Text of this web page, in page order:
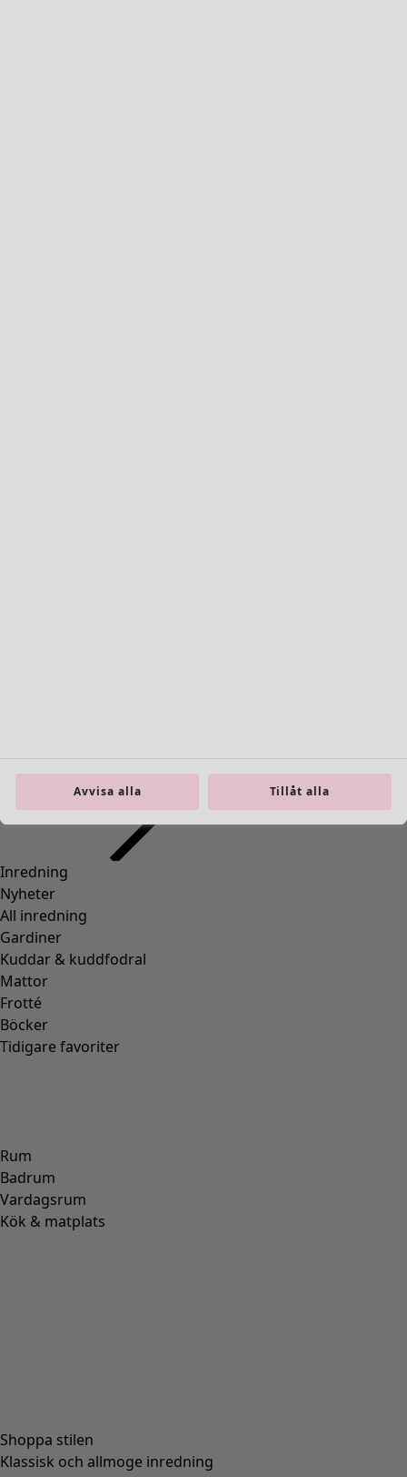
Inredning
Nyheter
All inredning
Gardiner
Kuddar & kuddfodral
Mattor
Frotté
Böcker
Tidigare favoriter
Rum
Badrum
Vardagsrum
Kök & matplats
Shoppa stilen
Klassisk och allmoge inredning
Avvisa alla Tillåt alla